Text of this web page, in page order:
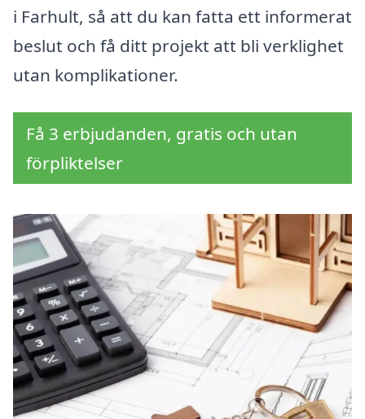
i Farhult, så att du kan fatta ett informerat
beslut och få ditt projekt att bli verklighet
utan komplikationer.
Få 3 erbjudanden, gratis och utan
förpliktelser